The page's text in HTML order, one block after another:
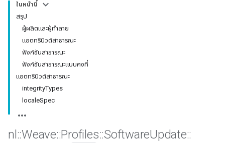
ในหน้านี้
สรุป
ผู้ผลิตและผู้ทำลาย
แอตทริบิวต์สาธารณะ
ฟังก์ชันสาธารณะ
ฟังก์ชันสาธารณะแบบคงที่
แอตทริบิวต์สาธารณะ
integrityTypes
localeSpec
nl ::Weave::Profiles::SoftwareUpdate::